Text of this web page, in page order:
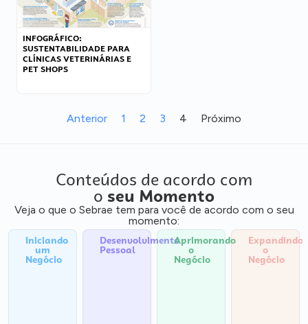
INFOGRÁFICO:
SUSTENTABILIDADE PARA
CLÍNICAS VETERINÁRIAS E
PET SHOPS
Anterior 1 2 3 4 Próximo
Conteúdos de acordo com
o seu Momento
Veja o que o Sebrae tem para você de acordo com o seu
momento:
Iniciando
um
Negócio
Desenvolvimento
Pessoal
Aprimorando
o
Negócio
Expandindo
o
Negócio